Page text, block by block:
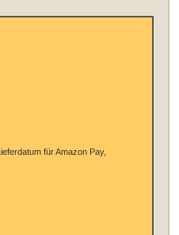
für Amazon Pay,